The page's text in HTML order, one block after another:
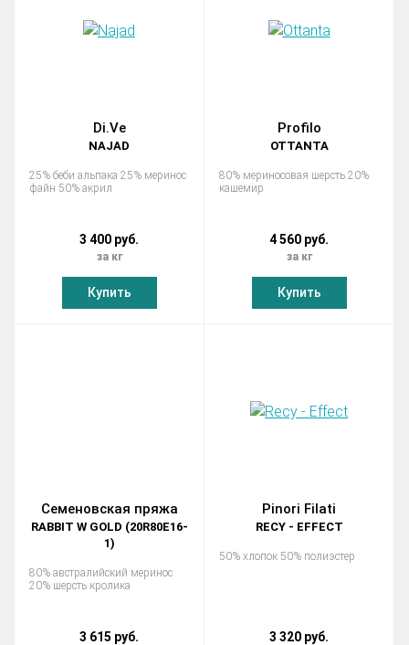
Di.Ve
NAJAD
25% беби альпака 25% меринос
файн 50% акрил
3 400 руб.
за кг
Купить
Profilo
OTTANTA
80% мериносовая шерсть 20%
кашемир
4 560 руб.
за кг
Купить
Семеновская пряжа
RABBIT W GOLD (20R80Е16-
1)
80% австралийский меринос
20% шерсть кролика
3 615 руб.
Pinori Filati
RECY - EFFECT
50% хлопок 50% полиэстер
3 320 руб.